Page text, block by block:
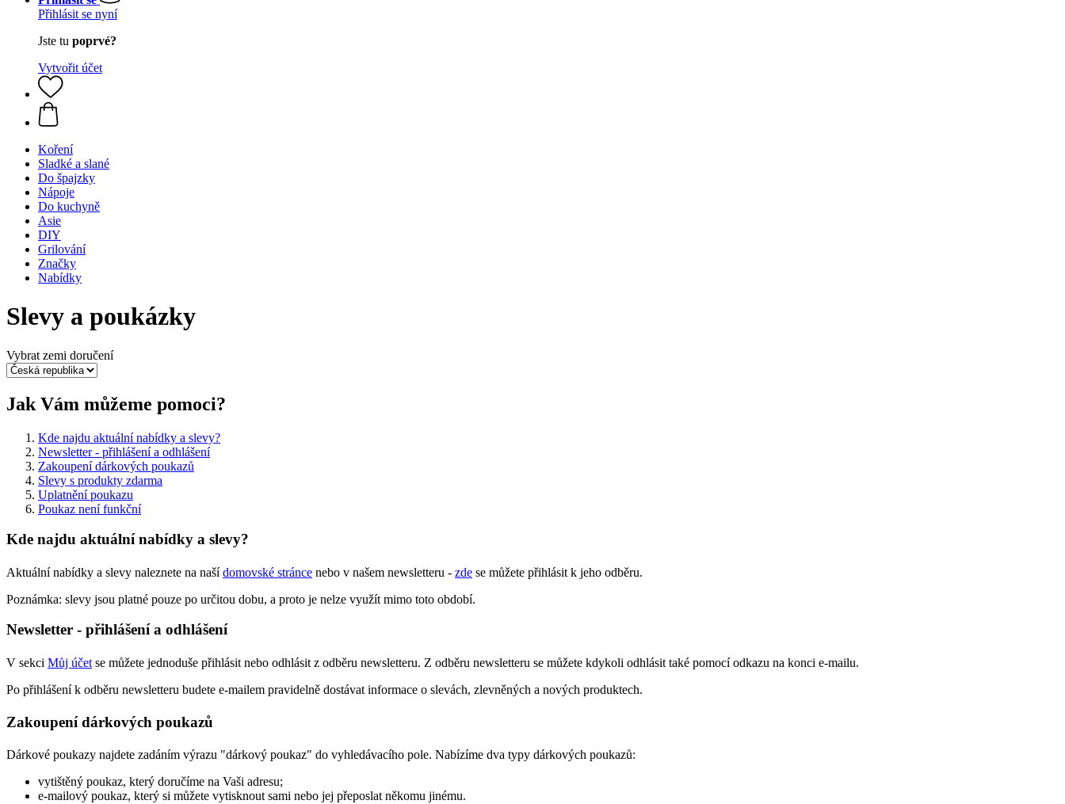
Přihlásit se nyní
Jste tu poprvé?
Vytvořit účet
Koření
Sladké a slané
Do špajzky
Nápoje
Do kuchyně
Asie
DIY
Grilování
Značky
Nabídky
Slevy a poukázky
Vybrat zemi doručení
Jak Vám můžeme pomoci?
Kde najdu aktuální nabídky a slevy?
Newsletter - přihlášení a odhlášení
Zakoupení dárkových poukazů
Slevy s produkty zdarma
Uplatnění poukazu
Poukaz není funkční
Kde najdu aktuální nabídky a slevy?
Aktuální nabídky a slevy naleznete na našídomovské stránce nebo v našem newsletteru - zde se můžete přihlásit k jeho odběru.
Poznámka: slevy jsou platné pouze po určitou dobu, a proto je nelze využít mimo toto období.
Newsletter - přihlášení a odhlášení
V sekci Můj účet se můžete jednoduše přihlásit nebo odhlásit z odběru newsletteru. Z odběru newsletteru se můžete kdykoli odhlásit také pomocí odkazu na konci e-mailu.
Po přihlášení k odběru newsletteru budete e-mailem pravidelně dostávat informace o slevách, zlevněných a nových produktech.
Zakoupení dárkových poukazů
Dárkové poukazy najdete zadáním výrazu "dárkový poukaz" do vyhledávacího pole. Nabízíme dva typy dárkových poukazů:
vytištěný poukaz, který doručíme na Vaši adresu;
e-mailový poukaz, který si můžete vytisknout sami nebo jej přeposlat někomu jinému.